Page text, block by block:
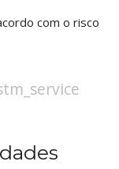
com o risco